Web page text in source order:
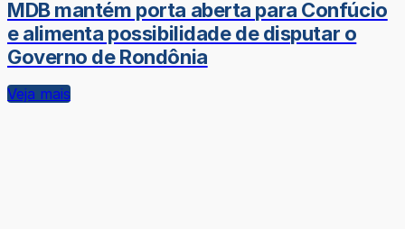
MDB mantém porta aberta para Confúcio
e alimenta possibilidade de disputar o
Governo de Rondônia
Veja mais